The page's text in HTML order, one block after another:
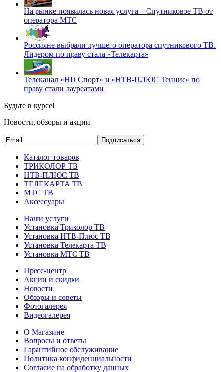
На рынке появилась новая услуга – Спутниковое ТВ от
оператора МТС
Россияне выбрали лучшего оператора спутникового ТВ.
Лидером по праву стала «Телекарта»
Телеканал «HD Спорт» и «НТВ-ПЛЮС Теннис» по
праву стали лауреатами
Будьте в курсе!
Новости, обзоры и акции
Подписаться
Каталог товаров
ТРИКОЛОР ТВ
НТВ-ПЛЮС ТВ
ТЕЛЕКАРТА ТВ
МТС ТВ
Аксессуары
Наши услуги
Установка Триколор ТВ
Установка НТВ-Плюс ТВ
Установка Телекарта ТВ
Установка МТС ТВ
Пресс-центр
Акции и скидки
Новости
Обзоры и советы
Фотогалерея
Видеогалерея
О Магазине
Вопросы и ответы
Гарантийное обслуживание
Политика конфиденциальности
Согласие на обработку данных